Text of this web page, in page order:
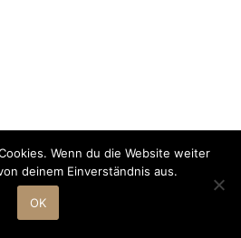
Wenn du die Website weiter
deinem Einverständnis aus.
OK